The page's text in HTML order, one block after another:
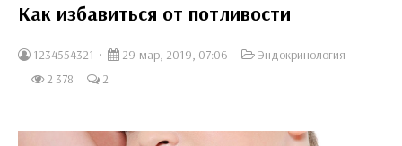
Как избавиться от потливости
1234554321 29-мар, 2019, 07:06
Эндокринология
2 378
2